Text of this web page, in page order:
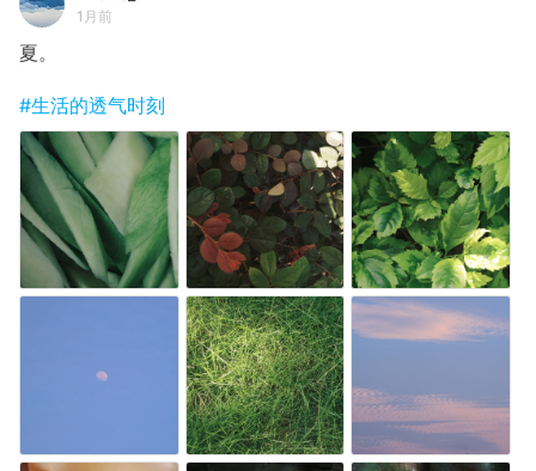
1月前
夏。
#生活的透气时刻